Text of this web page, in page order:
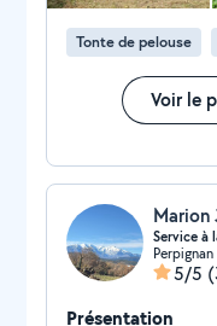
Tonte de pelouse
Voir le
Marion
Service à
5/5
Présentation